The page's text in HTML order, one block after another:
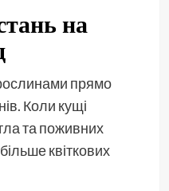
на
прямо
Коли кущі
та поживних
квіткових